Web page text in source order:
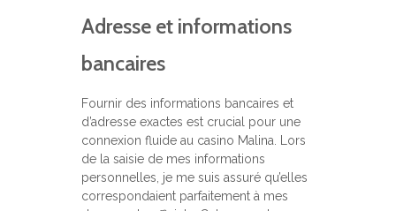
Adresse et informations
bancaires
Fournir des informations bancaires et
d’adresse exactes est crucial pour une
connexion fluide au casino Malina. Lors
de la saisie de mes informations
personnelles, je me suis assuré qu’elles
correspondaient parfaitement à mes